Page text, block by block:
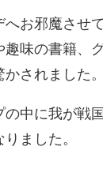
お邪魔させ
味の書籍、
されました。
の中に我が戦
ました。